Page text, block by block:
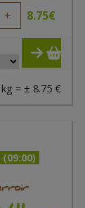
+ 8.75€
= ± 8.75 €